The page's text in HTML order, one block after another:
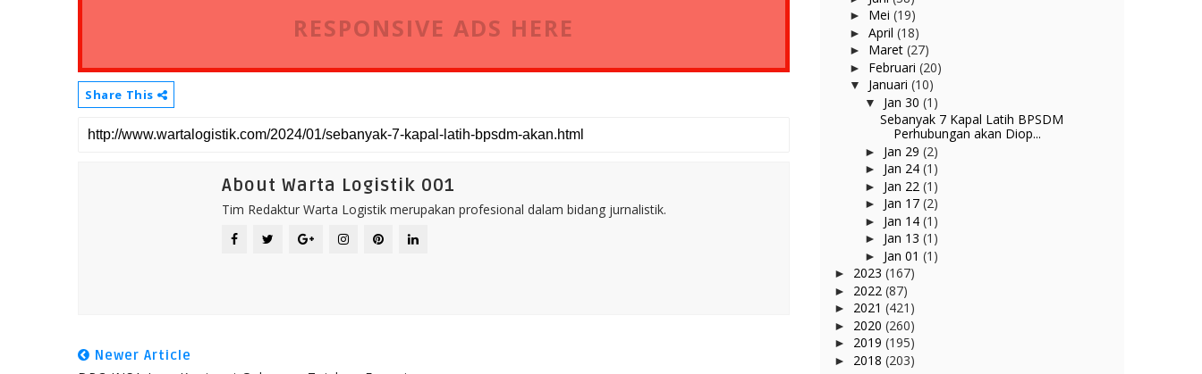
RESPONSIVE ADS HERE
Share This
About Warta Logistik 001
Tim Redaktur Warta Logistik merupakan profesional dalam bidang jurnalistik.
Newer Article
► Mei (19)
► April (18)
► Maret (27)
► Februari (20)
▼ Januari (10)
▼ Jan 30 (1)
Sebanyak 7 Kapal Latih BPSDM
Perhubungan akan Diop...
► Jan 29 (2)
► Jan 24 (1)
► Jan 22 (1)
► Jan 17 (2)
► Jan 14 (1)
► Jan 13 (1)
► Jan 01 (1)
► 2023 (167)
► 2022 (87)
► 2021 (421)
► 2020 (260)
► 2019 (195)
► 2018 (203)